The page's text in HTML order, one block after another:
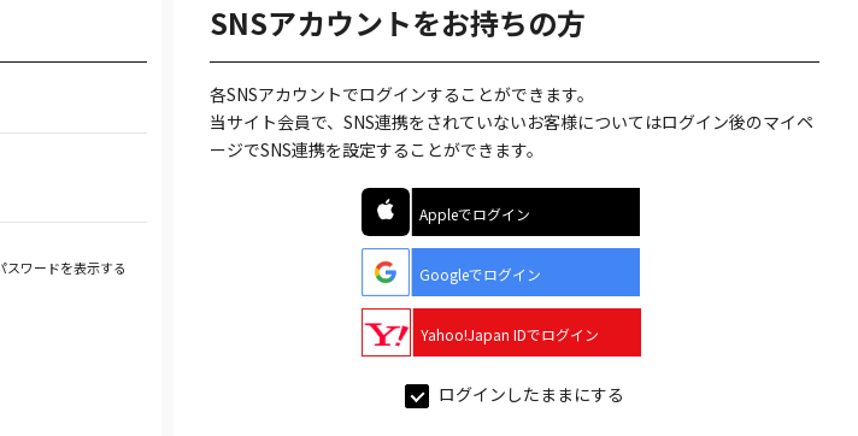
スワードを表示する
SNSアカウントをお持ちの方
各SNSアカウントでログインすることができます。
当サイト会員で、SNS連携をされていないお客様についてはログイン後のマイペ
ージでSNS連携を設定することができます。
Appleでログイン
Googleでログイン
Yahoo!Japan IDでログイン
ログインしたままにする